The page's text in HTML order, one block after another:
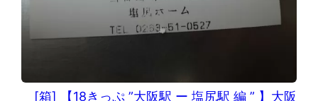
[箱] 【18きっぷ ”大阪駅 ー 塩尻駅 編 ” 】大阪